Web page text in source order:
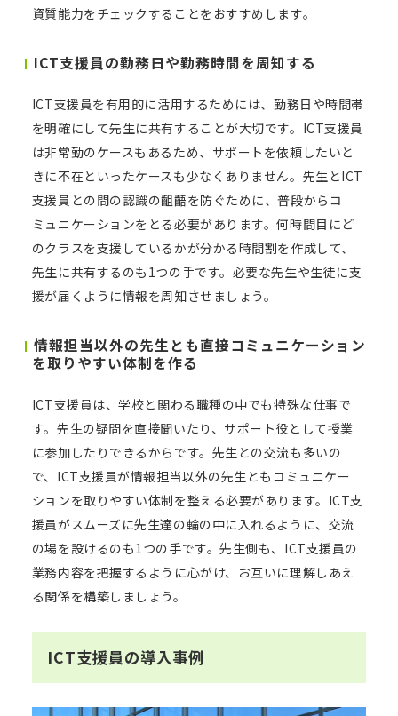
資質能力をチェックすることをおすすめします。
ICT支援員の勤務日や勤務時間を周知する
ICT支援員を有用的に活用するためには、勤務日や時間帯
を明確にして先生に共有することが大切です。ICT支援員
は非常勤のケースもあるため、サポートを依頼したいと
きに不在といったケースも少なくありません。先生とICT
支援員との間の認識の齟齬を防ぐために、普段からコ
ミュニケーションをとる必要があります。何時間目にど
のクラスを支援しているかが分かる時間割を作成して、
先生に共有するのも1つの手です。必要な先生や生徒に支
援が届くように情報を周知させましょう。
情報担当以外の先生とも直接コミュニケーション
を取りやすい体制を作る
ICT支援員は、学校と関わる職種の中でも特殊な仕事で
す。先生の疑問を直接聞いたり、サポート役として授業
に参加したりできるからです。先生との交流も多いの
で、ICT支援員が情報担当以外の先生ともコミュニケー
ションを取りやすい体制を整える必要があります。ICT支
援員がスムーズに先生達の輪の中に入れるように、交流
の場を設けるのも1つの手です。先生側も、ICT支援員の
業務内容を把握するように心がけ、お互いに理解しあえ
る関係を構築しましょう。
ICT支援員の導入事例